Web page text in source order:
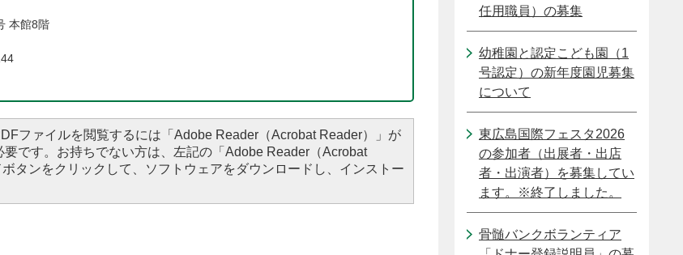
本館8階
ファイルを閲覧するには「Adobe Reader（Acrobat Reader）」が
要です。お持ちでない方は、左記の「Adobe Reader（Acrobat
タンをクリックして、ソフトウェアをダウンロードし、インストー
任用職員）の募集
幼稚園と認定こども園（1
号認定）の新年度園児募集
について
東広島国際フェスタ2026
の参加者（出展者・出店
者・出演者）を募集してい
ます。※終了しました。
骨髄バンクボランティア